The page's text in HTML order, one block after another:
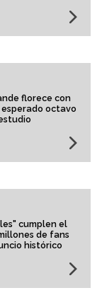
florece con
esperado octavo
cumplen el
de fans
histórico